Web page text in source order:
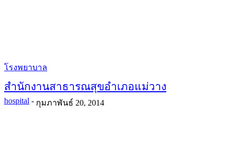
โรงพยาบาล
สำนักงานสาธารณสุขอำเภอแม่วาง
hospital - กุมภาพันธ์ 20, 2014